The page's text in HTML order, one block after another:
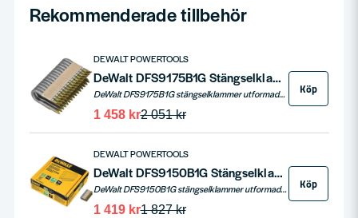
Rekommenderade tillbehör
DEWALT POWERTOOLS
DeWalt DFS9175B1G Stängselklammer 45mm 960st
DeWalt DFS9175B1G stängselklammer utformade för användning med häftapparaten DCFS950. Med avvikande spetsetsar, enkla skenben ihop med en självhäftande belägggning och en galvaniserad zink-aluminiumbeläggning.
2 051 kr
1 458 kr
Köp
DEWALT POWERTOOLS
DeWalt DFS9150B1G Stängselklammer 40mm 960st
DeWalt DFS9150B1G stängselklammer utformade för användning med häftapparaten DCFS950. Med avvikande spetsetsar, enkla skenben ihop med en självhäftande belägggning och en galvaniserad zink-aluminiumbeläggning.
1 827 kr
1 419 kr
Köp